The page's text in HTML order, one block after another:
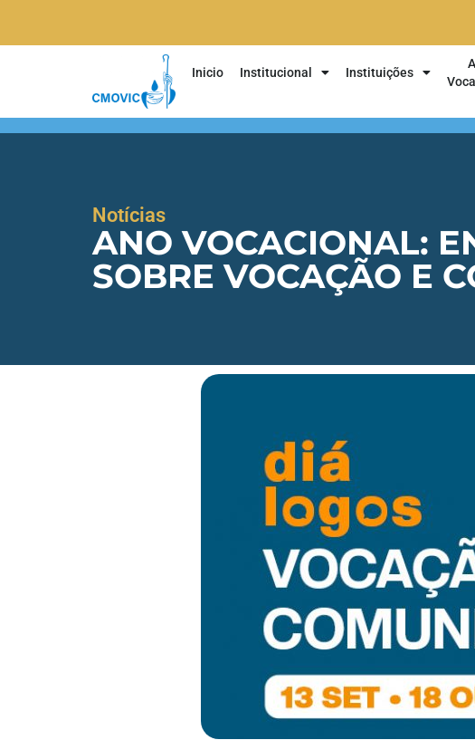
Inicio Institucional Instituições
Notícias
ANO VOCACIONAL:
SOBRE VOCAÇÃO E